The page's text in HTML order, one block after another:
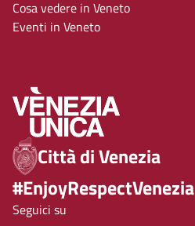
Cosa vedere in Veneto
Eventi in Veneto
Città di Venezia
#EnjoyRespectVenezia
Seguici su